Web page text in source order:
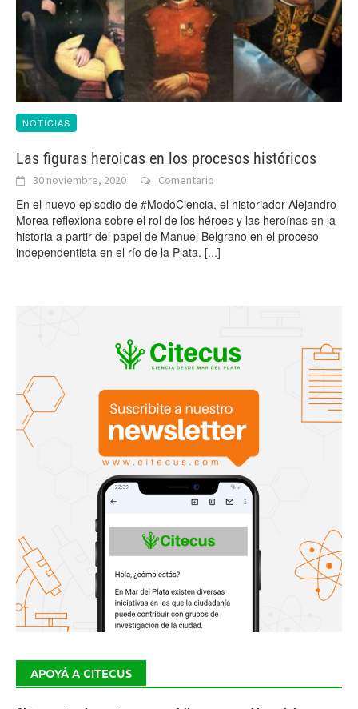
NOTICIAS
Las figuras heroicas en los procesos históricos
30 noviembre, 2020 Comentario
En el nuevo episodio de #ModoCiencia, el historiador Alejandro
Morea reflexiona sobre el rol de los héroes y las heroínas en la
historia a partir del papel de Manuel Belgrano en el proceso
independentista en el río de la Plata. [...]
APOYÁ A CITECUS